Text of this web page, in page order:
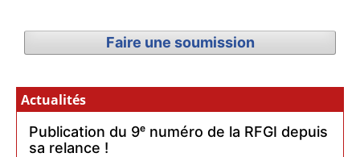
Faire une soumission
Actualités
Publication du 9ᵉ numéro de la RFGI depuis
sa relance !